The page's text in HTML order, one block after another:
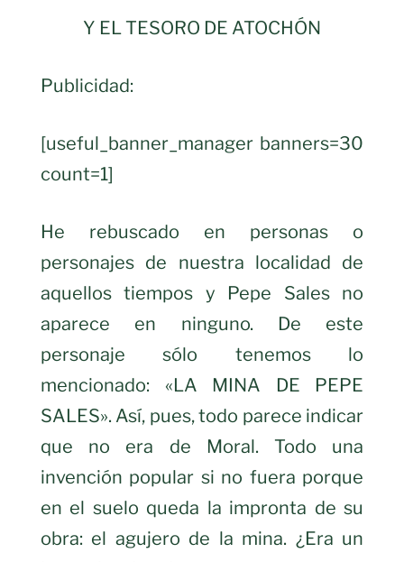
Y EL TESORO DE ATOCHÓN
Publicidad:
[useful_banner_manager banners=30
count=1]
He rebuscado en personas o
personajes de nuestra localidad de
aquellos tiempos y Pepe Sales no
aparece en ninguno. De este
personaje sólo tenemos lo
mencionado: «LA MINA DE PEPE
SALES». Así, pues, todo parece indicar
que no era de Moral. Todo una
invención popular si no fuera porque
en el suelo queda la impronta de su
obra: el agujero de la mina. ¿Era un